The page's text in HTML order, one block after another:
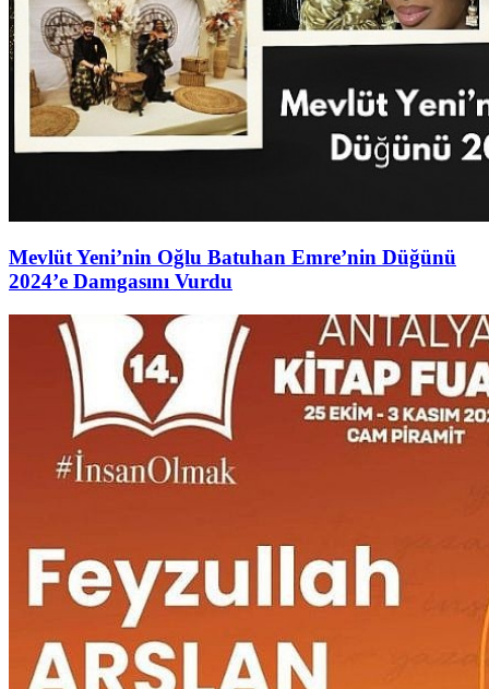
Mevlüt Yeni’nin Oğlu Batuhan Emre’nin Düğünü
2024’e Damgasını Vurdu